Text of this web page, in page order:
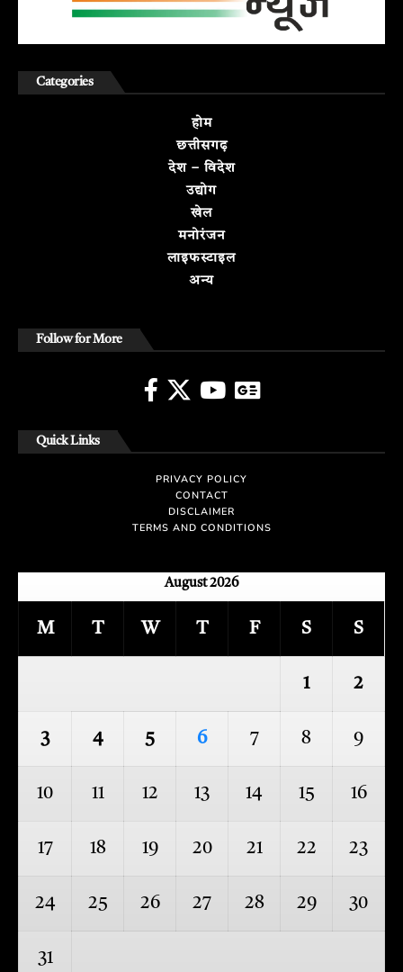
Categories
होम
छत्तीसगढ़
देश – विदेश
उद्योग
खेल
मनोरंजन
लाइफस्टाइल
अन्य
Follow for More
Quick Links
PRIVACY POLICY
CONTACT
DISCLAIMER
TERMS AND CONDITIONS
August 2026
M T W T F S S
1 2
3 4 5 6 7 8 9
10 11 12 13 14 15 16
17 18 19 20 21 22 23
24 25 26 27 28 29 30
31